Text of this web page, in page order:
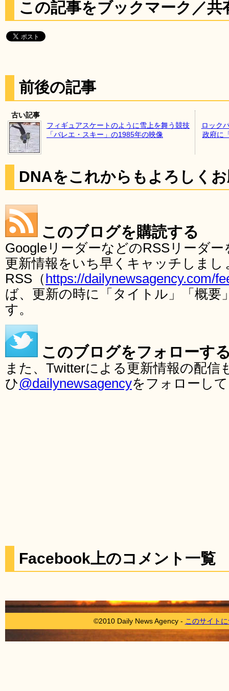
この記事をブックマーク／共
前後の記事
古い記事
フィギュアスケートのように雪上を舞う競技
「バレエ・スキー」の1985年の映像
ロック
政府に
DNAをこれからもよろしく
このブログを購読する
GoogleリーダーなどのRSSリーダ
更新情報をいち早くキャッチしま
RSS（ https://dailynewsagency.com/
ば、更新の時に「タイトル」「概要
す。
このブログをフォローす
また、Twitterによる更新情報の配
ひ@dailynewsagencyをフォローし
Facebook上のコメント一覧
©2010 Daily News Agency - このサイト